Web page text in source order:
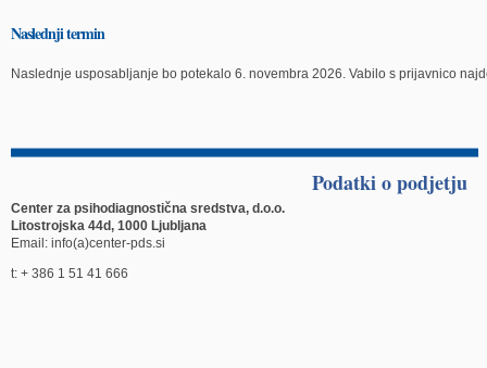
Naslednji termin
Naslednje usposabljanje bo potekalo 6. novembra 2026. Vabilo s prijavnico
Podatki o podjetju
Center za psihodiagnostična sredstva, d.o.o.
Litostrojska 44d, 1000 Ljubljana
Email: info(a)center-pds.si
t: + 386 1 51 41 666